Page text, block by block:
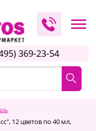
369-23-54
12 цветов по 40 мл,